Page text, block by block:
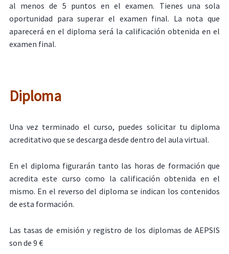
al menos de 5 puntos en el examen. Tienes una sola
oportunidad para superar el examen final. La nota que
aparecerá en el diploma será la calificación obtenida en el
examen final.
Diploma
Una vez terminado el curso, puedes solicitar tu diploma
acreditativo que se descarga desde dentro del aula virtual.
En el diploma figurarán tanto las horas de formación que
acredita este curso como la calificación obtenida en el
mismo. En el reverso del diploma se indican los contenidos
de esta formación.
Las tasas de emisión y registro de los diplomas de AEPSIS
son de 9 €